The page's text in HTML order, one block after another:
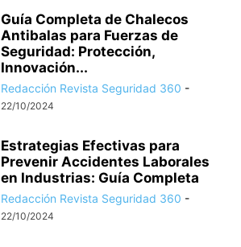
Guía Completa de Chalecos
Antibalas para Fuerzas de
Seguridad: Protección,
Innovación...
Redacción Revista Seguridad 360 -
22/10/2024
Estrategias Efectivas para
Prevenir Accidentes Laborales
en Industrias: Guía Completa
Redacción Revista Seguridad 360 -
22/10/2024